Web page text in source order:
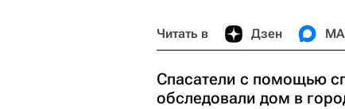
Читать в Дзен
Спасатели с помощью
обследовали дом в